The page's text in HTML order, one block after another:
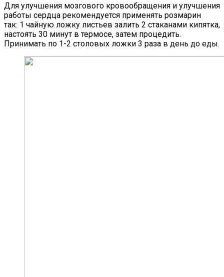
Для улучшения мозгового кровообращения и улучшения
работы сердца рекомендуется применять розмарин
так: 1 чайную ложку листьев залить 2 стаканами кипятка,
настоять 30 минут в термосе, затем процедить.
Принимать по 1-2 столовых ложки 3 раза в день до еды.